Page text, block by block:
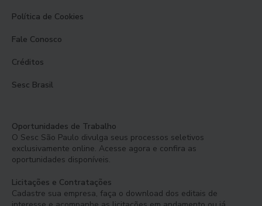
Política de Cookies
Fale Conosco
Créditos
Sesc Brasil
Oportunidades de Trabalho
O Sesc São Paulo divulga seus processos seletivos
exclusivamente online. Acesse agora e confira as
oportunidades disponíveis.
Licitações e Contratações
Cadastre sua empresa, faça o download dos editais de